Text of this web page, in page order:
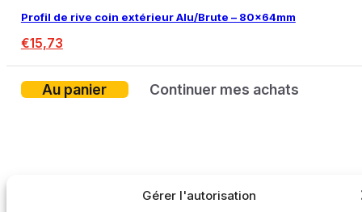
Gérer l'autorisation
Profil de rive coin extérieur Alu/Brute – 80x64mm
€15,73
Au panier Continuer mes achats